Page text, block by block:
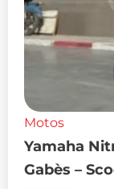
Motos
Yamaha
Gabès –